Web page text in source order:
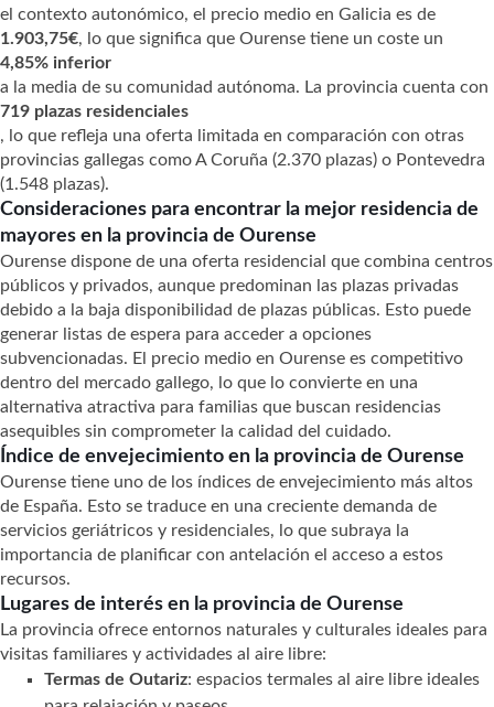
el contexto autonómico, el precio medio en Galicia es de
1.903,75€, lo que significa que Ourense tiene un coste un
4,85% inferior
a la media de su comunidad autónoma. La provincia cuenta con
719 plazas residenciales
, lo que refleja una oferta limitada en comparación con otras
provincias gallegas como A Coruña (2.370 plazas) o Pontevedra
(1.548 plazas).
Consideraciones para encontrar la mejor residencia de
mayores en la provincia de Ourense
Ourense dispone de una oferta residencial que combina centros
públicos y privados, aunque predominan las plazas privadas
debido a la baja disponibilidad de plazas públicas. Esto puede
generar listas de espera para acceder a opciones
subvencionadas. El precio medio en Ourense es competitivo
dentro del mercado gallego, lo que lo convierte en una
alternativa atractiva para familias que buscan residencias
asequibles sin comprometer la calidad del cuidado.
Índice de envejecimiento en la provincia de Ourense
Ourense tiene uno de los índices de envejecimiento más altos
de España. Esto se traduce en una creciente demanda de
servicios geriátricos y residenciales, lo que subraya la
importancia de planificar con antelación el acceso a estos
recursos.
Lugares de interés en la provincia de Ourense
La provincia ofrece entornos naturales y culturales ideales para
visitas familiares y actividades al aire libre:
Termas de Outariz: espacios termales al aire libre ideales